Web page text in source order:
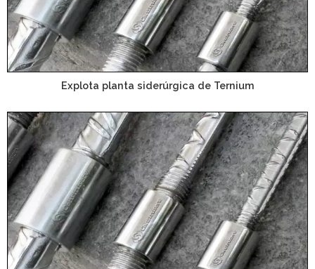
Explota planta siderúrgica de Ternium